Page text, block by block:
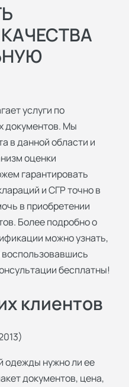
услуги по
документов. Мы
в данной области и
оценки
гарантировать
и СГР точно в
в приобретении
Более подробно о
можно узнать,
бесплатны!
клиентов
одежды нужно ли ее
документов, цена,